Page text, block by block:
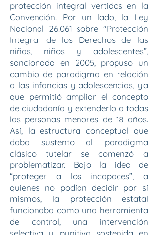
protección integral vertidos en la
Convención. Por un lado, la Ley
Nacional 26.061 sobre "Protección
Integral de los Derechos de las
niñas, niños y adolescentes”,
sancionada en 2005, propuso un
cambio de paradigma en relación
a las infancias y adolescencias, ya
que permitió ampliar el concepto
de ciudadanía y extenderlo a todas
las personas menores de 18 años.
Así, la estructura conceptual que
daba sustento al paradigma
clásico tutelar se comenzó a
problematizar. Bajo la idea de
“proteger a los incapaces”, a
quienes no podían decidir por sí
mismos, la protección estatal
funcionaba como una herramienta
de control, una intervención
selectiva y punitiva sostenida en